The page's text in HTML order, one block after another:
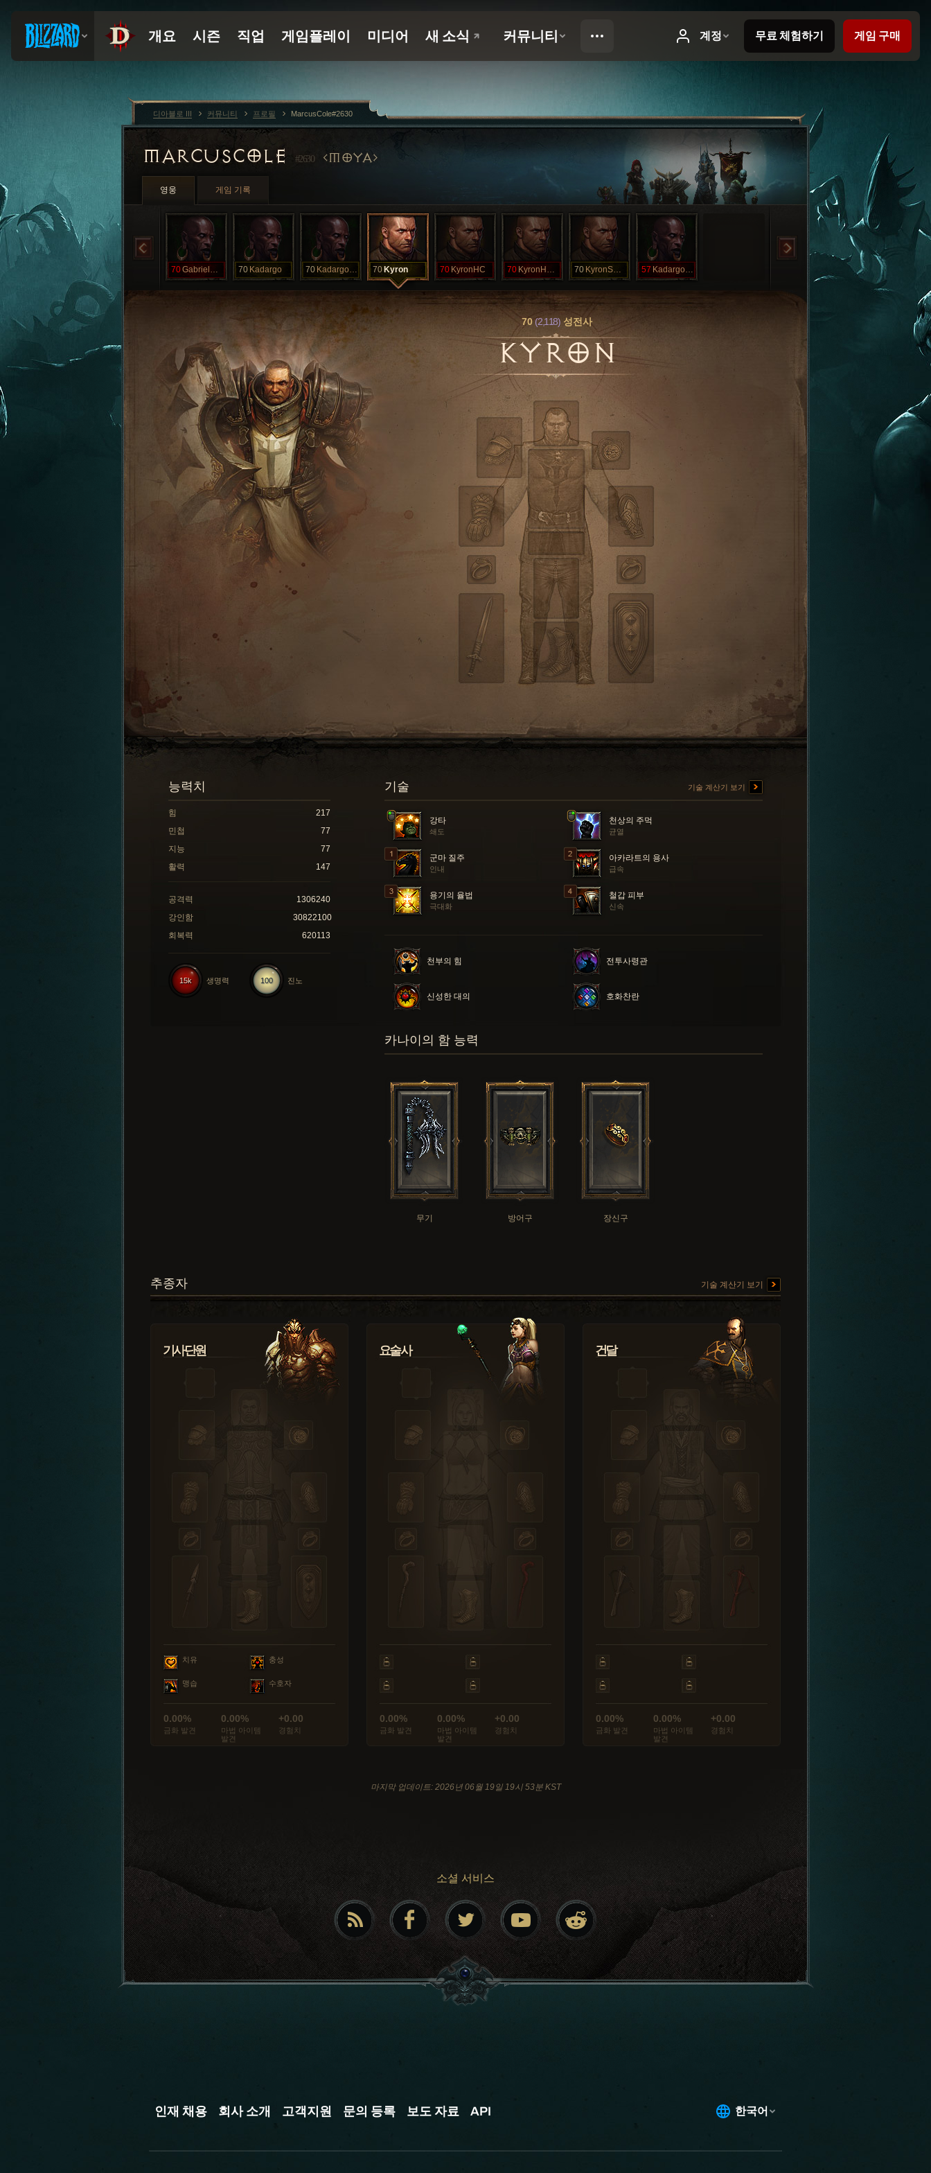
MARCUSCOLE #2630 MOYA
영웅 게임 기록
70 GabrielHCSSF 70 Kadargo 70 KadargoSOLO 70 Kyron 70 KyronHC 70 KyronHCSSF 70 KyronSOLO 57 KadargoHC
70 (2,118)성전사
KYRON
기술 기술 계산기 보기
강타
쇄도
천상의 주먹
균열
군마 질주
인내
아카라트의 용사
급속
용기의 율법
극대화
철갑 피부
신속
천부의 힘 전투사령관
신성한 대의 호화찬란
능력치
힘
217
민첩
77
지능
77
활력
147
공격력
1306240
강인함
30822100
회복력
620113
100 진노
15k 생명력
카나이의 함 능력
무기 방어구 장신구
추종자 기술 계산기 보기
기사단원
치유 충성
맹습 수호자
0.00%
금화 발견
0.00%
마법 아이템
발견
+0.00
경험치
요술사
0.00%
금화 발견
0.00%
마법 아이템
발견
+0.00
경험치
건달
0.00%
금화 발견
0.00%
마법 아이템
발견
+0.00
경험치
마지막 업데이트: 2026년 06월 19일 19시 53분 KST
소셜 서비스
디아블로 III 커뮤니티 프로필 MarcusCole#2630